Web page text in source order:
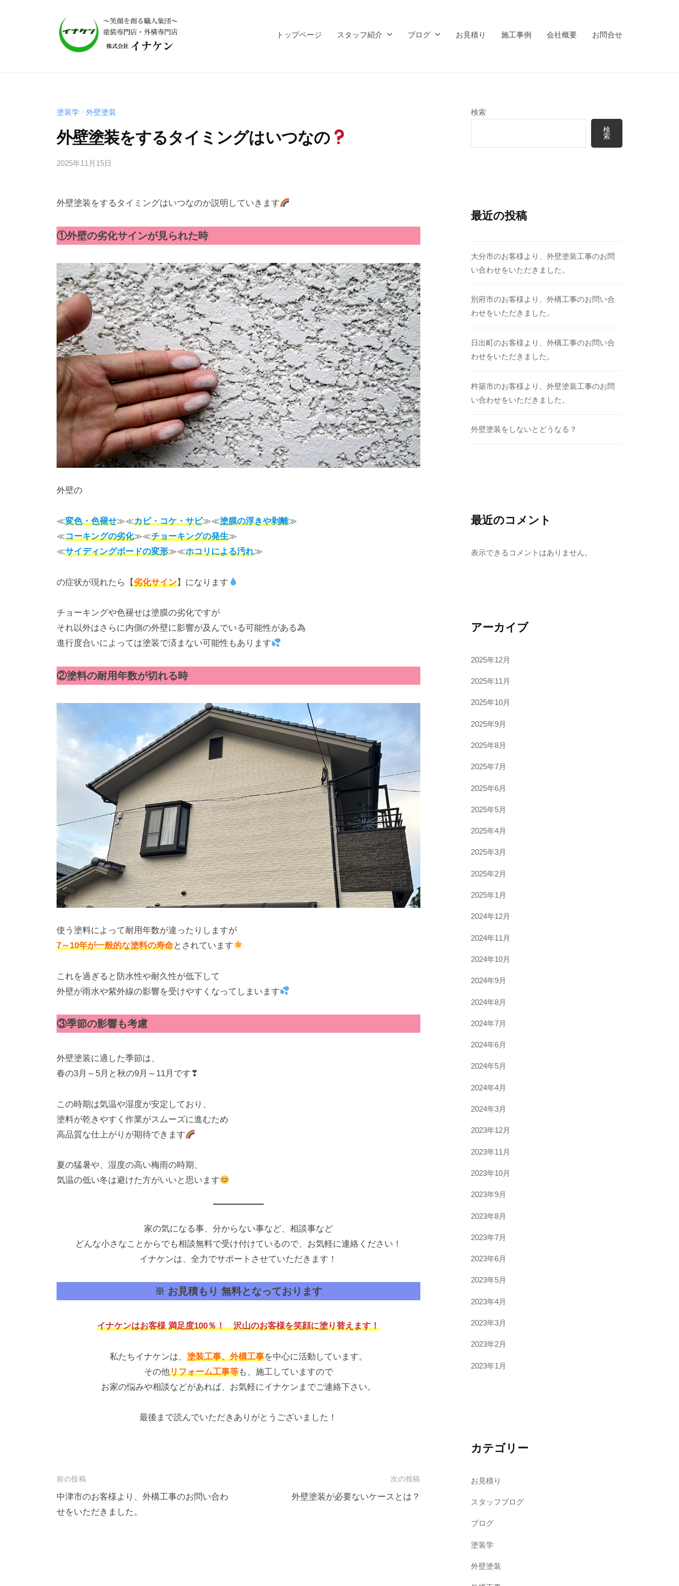
社
イ
ナ
ケ
｜
顔
を
作
る
職
人
集
団
、
塗
装
・
外
構
専
店
トップページ スタッフ紹介 ブログ お見積り 施工事例 会社概要 お問合せ
塗装学 / 外壁塗装
外壁塗装をするタイミングはいつなの
2025年11月15日
n
a
d
i
n
外壁塗装をするタイミングはいつなのか説明していきます
①外壁の劣化サインが見られた時
外壁の
≪変色・色褪せ≫≪カビ・コケ・サビ≫≪塗膜の浮きや剥離≫
≪コーキングの劣化≫≪チョーキングの発生≫
≪サイディングボードの変形≫≪ホコリによる汚れ≫
の症状が現れたら【劣化サイン】になります
チョーキングや色褪せは塗膜の劣化ですが
それ以外はさらに内側の外壁に影響が及んでいる可能性がある為
進行度合いによっては塗装で済まない可能性もあります
②塗料の耐用年数が切れる時
使う塗料によって耐用年数が違ったりしますが
7～10年が一般的な塗料の寿命とされています
これを過ぎると防水性や耐久性が低下して
外壁が雨水や紫外線の影響を受けやすくなってしまいます
③季節の影響も考慮
外壁塗装に適した季節は、
春の3月～5月と秋の9月～11月です❣
この時期は気温や湿度が安定しており、
塗料が乾きやすく作業がスムーズに進むため
高品質な仕上がりが期待できます
夏の猛暑や、湿度の高い梅雨の時期、
気温の低い冬は避けた方がいいと思います
家の気になる事、分からない事など、相談事など
どんな小さなことからでも相談無料で受け付けているので、お気軽に連絡ください！
イナケンは、全力でサポートさせていただきます！
※ お見積もり 無料となっております
イナケンはお客様 満足度100％！ 沢山のお客様を笑顔に塗り替えます！
私たちイナケンは、 塗装工事、外構工事を中心に活動しています。
その他リフォーム工事等も、施工していますので
お家の悩みや相談などがあれば、お気軽にイナケンまでご連絡下さい。
最後まで読んでいただきありがとうございました！
前の投稿
中津市のお客様より、外構工事のお問い合わ
せをいただきました。
次の投稿
外壁塗装が必要ないケースとは？
検索
検
索
最近の投稿
大分市のお客様より、外壁塗装工事のお問
い合わせをいただきました。
別府市のお客様より、外構工事のお問い合
わせをいただきました。
日出町のお客様より、外構工事のお問い合
わせをいただきました。
杵築市のお客様より、外壁塗装工事のお問
い合わせをいただきました。
外壁塗装をしないとどうなる？
最近のコメント
表示できるコメントはありません。
アーカイブ
2025年12月
2025年11月
2025年10月
2025年9月
2025年8月
2025年7月
2025年6月
2025年5月
2025年4月
2025年3月
2025年2月
2025年1月
2024年12月
2024年11月
2024年10月
2024年9月
2024年8月
2024年7月
2024年6月
2024年5月
2024年4月
2024年3月
2023年12月
2023年11月
2023年10月
2023年9月
2023年8月
2023年7月
2023年6月
2023年5月
2023年4月
2023年3月
2023年2月
2023年1月
カテゴリー
お見積り
スタッフブログ
ブログ
塗装学
外壁塗装
会
社
｜
顔
作
職
集
団
塗
装
・
外
構
専
門
店